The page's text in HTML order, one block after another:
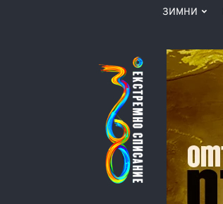
ЗИМНИ
Списание
360°